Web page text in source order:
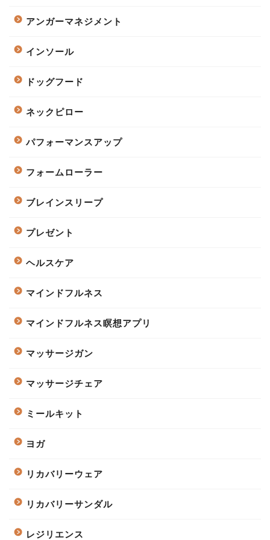
アンガーマネジメント
インソール
ドッグフード
ネックピロー
パフォーマンスアップ
フォームローラー
ブレインスリープ
プレゼント
ヘルスケア
マインドフルネス
マインドフルネス瞑想アプリ
マッサージガン
マッサージチェア
ミールキット
ヨガ
リカバリーウェア
リカバリーサンダル
レジリエンス